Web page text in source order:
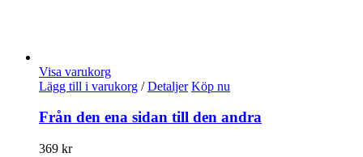
Visa varukorg
Lägg till i varukorg / Detaljer Köp nu
Från den ena sidan till den andra
369 kr